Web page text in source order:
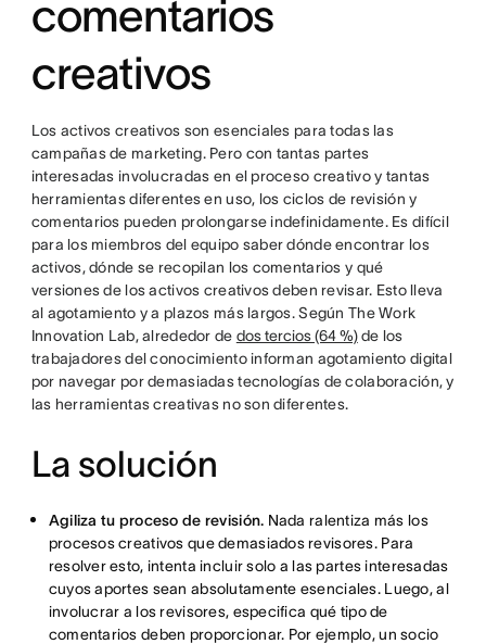
comentarios
creativos
Los activos creativos son esenciales para todas las
campañas de marketing. Pero con tantas partes
interesadas involucradas en el proceso creativo y tantas
herramientas diferentes en uso, los ciclos de revisión y
comentarios pueden prolongarse indefinidamente. Es difícil
para los miembros del equipo saber dónde encontrar los
activos, dónde se recopilan los comentarios y qué
versiones de los activos creativos deben revisar. Esto lleva
al agotamiento y a plazos más largos. Según The Work
Innovation Lab, alrededor de dos tercios (64 %)de los
trabajadores del conocimiento informan agotamiento digital
por navegar por demasiadas tecnologías de colaboración, y
las herramientas creativas no son diferentes.
La solución
Agiliza tu proceso de revisión. Nada ralentiza más los
procesos creativos que demasiados revisores. Para
resolver esto, intenta incluir solo a las partes interesadas
cuyos aportes sean absolutamente esenciales. Luego, al
involucrar a los revisores, especifica qué tipo de
comentarios deben proporcionar. Por ejemplo, un socio